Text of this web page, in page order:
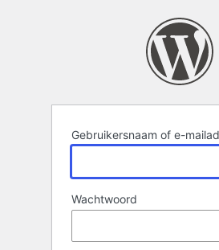
Gebruikersnaam of e-
Wachtwoord